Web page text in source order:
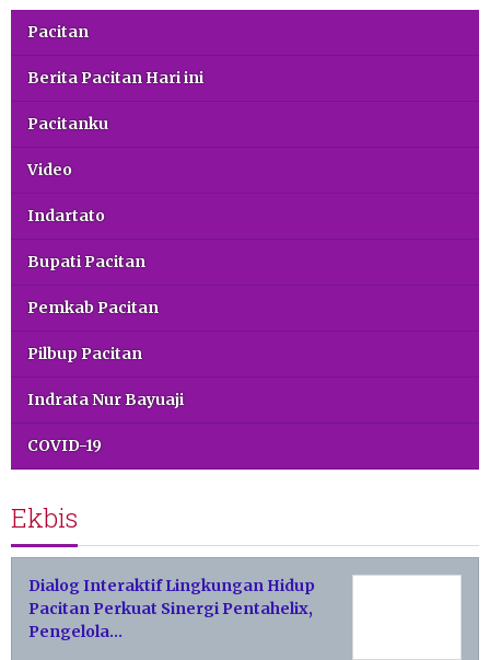
Pacitan
Berita Pacitan Hari ini
Pacitanku
Video
Indartato
Bupati Pacitan
Pemkab Pacitan
Pilbup Pacitan
Indrata Nur Bayuaji
COVID-19
Ekbis
Dialog Interaktif Lingkungan Hidup
Pacitan Perkuat Sinergi Pentahelix,
Pengelola…